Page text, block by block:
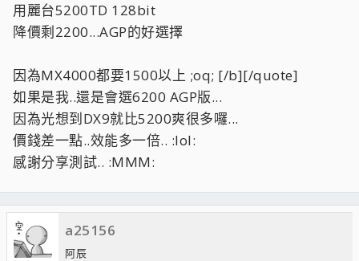
用麗台5200TD 128bit
降價剩2200...AGP的好選擇
因為MX4000都要1500以上 ;oq; [/b][/quote]
如果是我..還是會選6200 AGP版...
因為光想到DX9就比5200爽很多囉...
價錢差一點..效能多一倍.. :lol:
感謝分享測試.. :MMM:
a25156
阿辰